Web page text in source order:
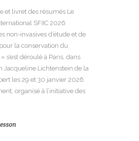
et livret des résumés Le
SFIIC 2026
non-invasives d’étude et de
la conservation du
s’est déroulé à Paris, dans
Jacqueline Lichtenstein de la
les 29 et 30 janvier 2026.
organisé à l’initiative des